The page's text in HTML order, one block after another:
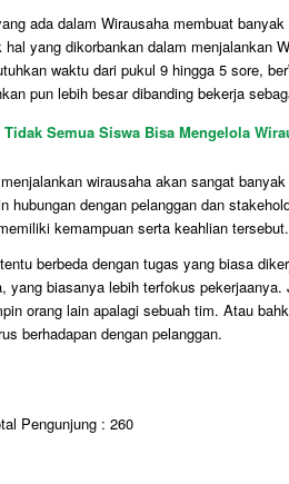
ada dalam Wirausaha membuat
hal yang dikorbankan dalam menjalankan
waktu dari pukul 9 hingga 5 sore,
pun lebih besar dibanding bekerja
Tidak Semua Siswa Bisa Mengelola
wirausaha akan sangat
hubungan dengan pelanggan dan
kemampuan serta keahlian tersebut.
berbeda dengan tugas yang biasa
yang biasanya lebih terfokus
orang lain apalagi sebuah tim. Atau
berhadapan dengan pelanggan.
Pengunjung : 260